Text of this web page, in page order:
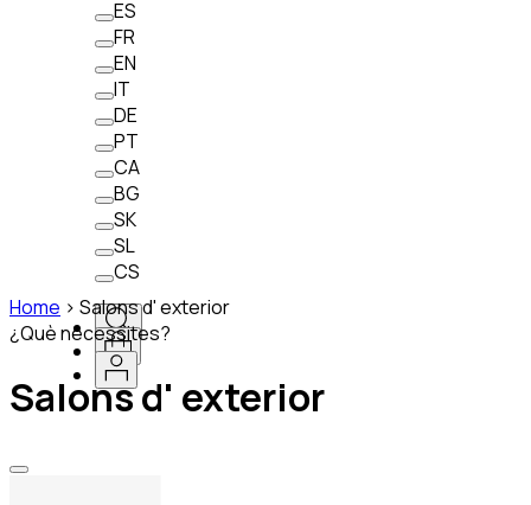
ES
FR
EN
IT
DE
PT
CA
BG
SK
SL
CS
Home > Salons d' exterior
¿Què necessites?
Salons d' exterior